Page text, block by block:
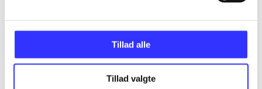
Tillad alle
Tillad valgte